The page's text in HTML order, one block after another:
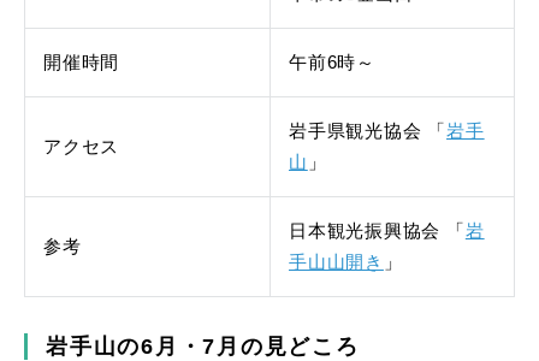
開催時間 午前6時～
アクセス
岩手県観光協会 「岩手
山 」
参考
日本観光振興協会 「 岩
手山山開き 」
岩手山の6月・7月の見どころ